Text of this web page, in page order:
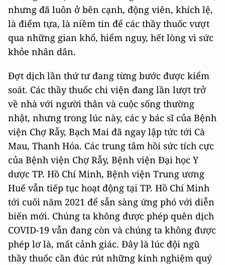
nhưng đã luôn ở bên cạnh, động viên, khích lệ,
là điểm tựa, là niềm tin để các thầy thuốc vượt
qua những gian khổ, hiểm nguy, hết lòng vì sức
khỏe nhân dân.
Đợt dịch lần thứ tư đang từng bước được kiểm
soát. Các thầy thuốc chi viện đang lần lượt trở
về nhà với người thân và cuộc sống thường
nhật, nhưng trong lúc này, các y bác sĩ của Bệnh
viện Chợ Rẫy, Bạch Mai đã ngay lập tức tới Cà
Mau, Thanh Hóa. Các trung tâm hồi sức tích cực
của Bệnh viện Chợ Rẫy, Bệnh viện Đại học Y
dược TP. Hồ Chí Minh, Bệnh viện Trung ương
Huế vẫn tiếp tục hoạt động tại TP. Hồ Chí Minh
tới cuối năm 2021 để sẵn sàng ứng phó với diễn
biến mới. Chúng ta không được phép quên dịch
COVID-19 vẫn đang còn và chúng ta không được
phép lơ là, mất cảnh giác. Đây là lúc đội ngũ
thầy thuốc cần đúc rút những kinh nghiệm quý